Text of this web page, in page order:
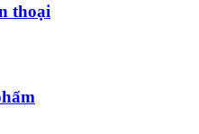
thoại